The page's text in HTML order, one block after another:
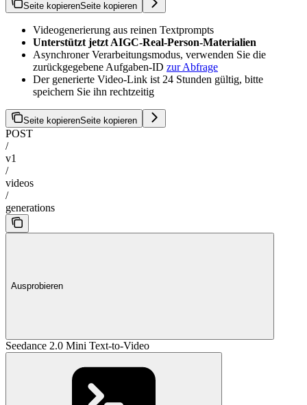
Seite kopierenSeite kopieren
Videogenerierung aus reinen Textprompts
Unterstützt jetzt AIGC-Real-Person-Materialien
Asynchroner Verarbeitungsmodus, verwenden Sie die
zurückgegebene Aufgaben-ID zur Abfrage
Der generierte Video-Link ist 24 Stunden gültig, bitte
speichern Sie ihn rechtzeitig
Seite kopierenSeite kopieren
POST
/
v1
/
videos
/
generations
Ausprobieren
Seedance 2.0 Mini Text-to-Video